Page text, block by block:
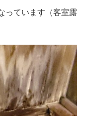
っています（客室露